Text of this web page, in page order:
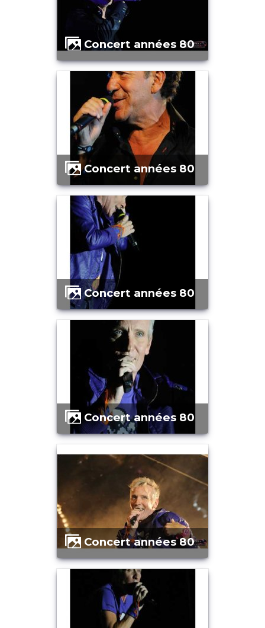
Concert années 80
Concert années 80
Concert années 80
Concert années 80
Concert années 80